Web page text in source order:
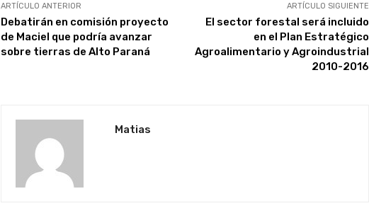
ARTÍCULO ANTERIOR
Debatirán en comisión proyecto
de Maciel que podría avanzar
sobre tierras de Alto Paraná
ARTÍCULO SIGUIENTE
El sector forestal será incluido
en el Plan Estratégico
Agroalimentario y Agroindustrial
2010-2016
Matias